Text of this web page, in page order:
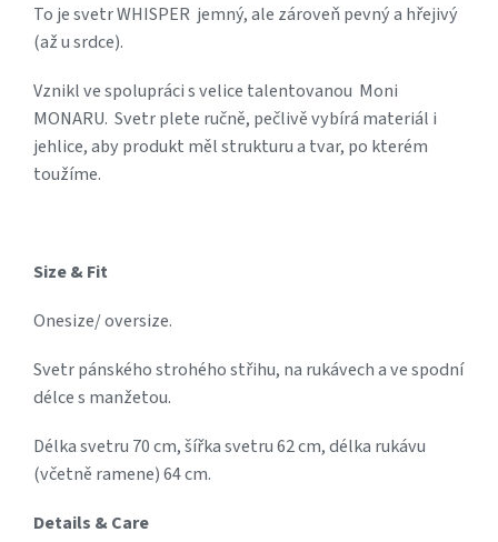
To je svetr WHISPER jemný, ale zároveň pevný a hřejivý
(až u srdce).
Vznikl ve spolupráci s velice talentovanou Moni
MONARU. Svetr plete ručně, pečlivě vybírá materiál i
jehlice, aby produkt měl strukturu a tvar, po kterém
toužíme.
Size & Fit
Onesize/ oversize.
Svetr pánského strohého střihu, na rukávech a ve spodní
délce s manžetou.
Délka svetru 70 cm, šířka svetru 62 cm, délka rukávu
(včetně ramene) 64 cm.
Details & Care